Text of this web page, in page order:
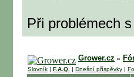
Při problémech s
Grower.cz »
Slovník | F.A.Q. | Dnešní příspěvky |